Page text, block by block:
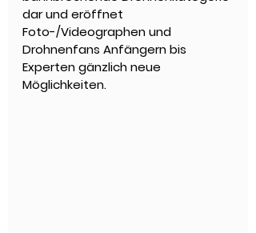
dar und eröffnet
Foto-/Videographen und
Drohnenfans Anfängern bis
Experten gänzlich neue
Möglichkeiten.